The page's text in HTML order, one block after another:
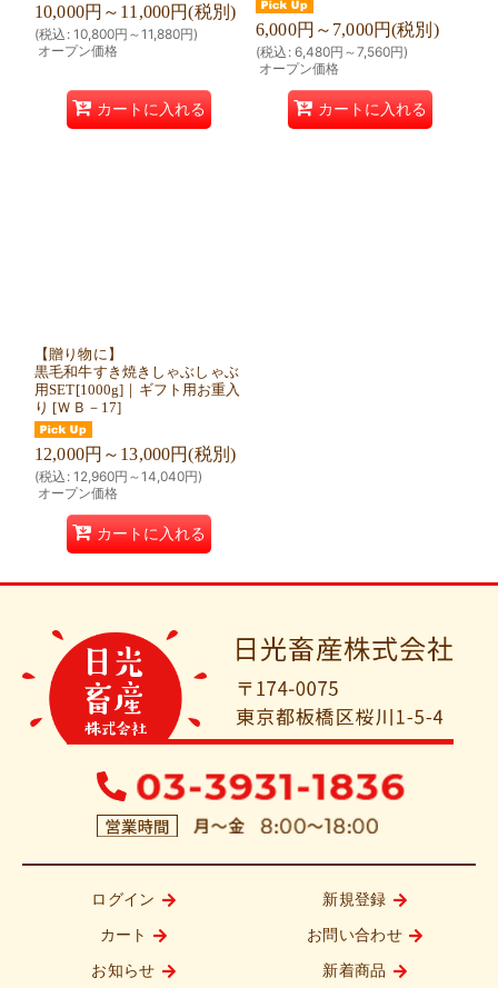
10,000円 ～11,000円(税別)
(税込 : 10,800円 ～11,880円)
オープン価格
カートに入れる
6,000円 ～7,000円(税別)
(税込 : 6,480円 ～7,560円)
オープン価格
カートに入れる
【贈り物に】
黒毛和牛すき焼きしゃぶしゃぶ
用SET[1000g]｜ギフト用お重入
り [ＷＢ－17]
12,000円 ～13,000円(税別)
(税込 : 12,960円 ～14,040円)
オープン価格
カートに入れる
ログイン 新規登録
カート お問い合わせ
お知らせ 新着商品